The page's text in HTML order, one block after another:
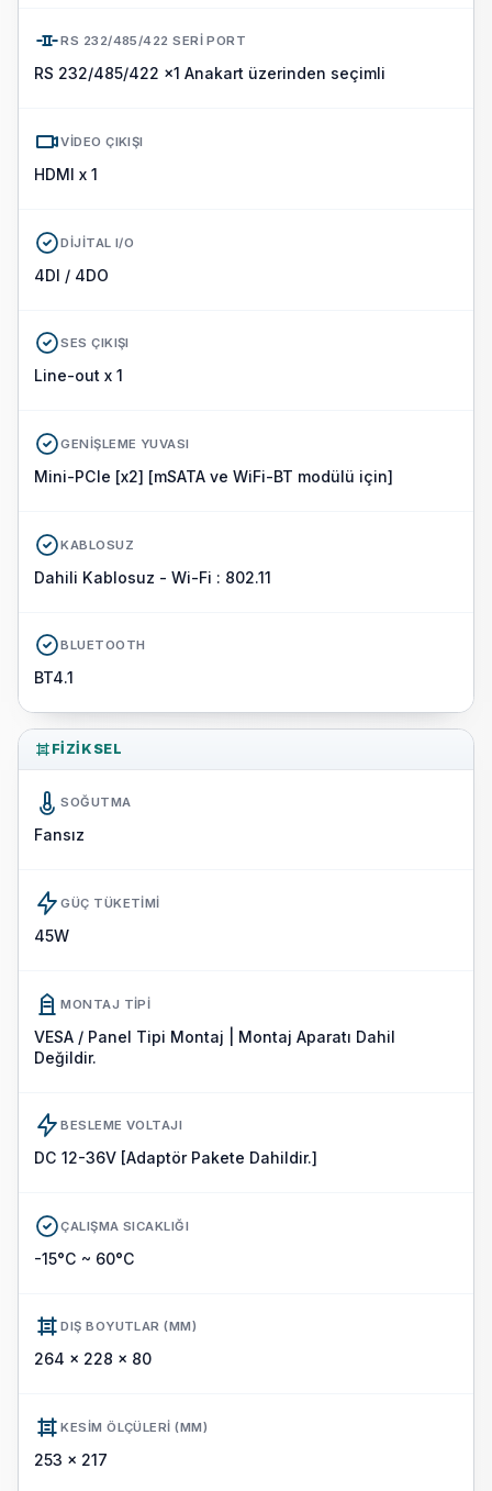
RS 232/485/422 SERI PORT
RS 232/485/422 x1 Anakart üzerinden seçimli
VIDEO ÇIKIŞI
HDMI x 1
DIJITAL I/O
4DI / 4DO
SES ÇIKIŞI
Line-out x 1
GENIŞLEME YUVASI
Mini-PCIe [x2] [mSATA ve WiFi-BT modülü için]
KABLOSUZ
Dahili Kablosuz - Wi-Fi : 802.11
BLUETOOTH
BT4.1
FIZIKSEL
SOĞUTMA
Fansız
GÜÇ TÜKETIMI
45W
MONTAJ TIPI
VESA / Panel Tipi Montaj | Montaj Aparatı Dahil
Değildir.
BESLEME VOLTAJI
DC 12-36V [Adaptör Pakete Dahildir.]
ÇALIŞMA SICAKLIĞI
-15°C ~ 60°C
DIŞ BOYUTLAR (MM)
264 x 228 x 80
KESIM ÖLÇÜLERI (MM)
253 x 217